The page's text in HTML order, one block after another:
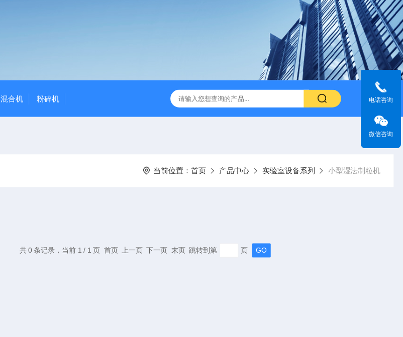
混合机 粉碎机
当前位置：首页 产品中心 实验室设备系列 小型湿法制粒机
共 0 条记录，当前 1 / 1 页 首页 上一页 下一页 末页 跳转到第 页
电话咨询
微信咨询